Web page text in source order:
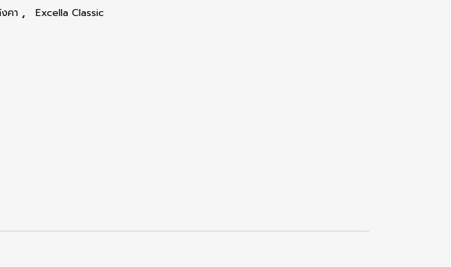
คา , Excella Classic